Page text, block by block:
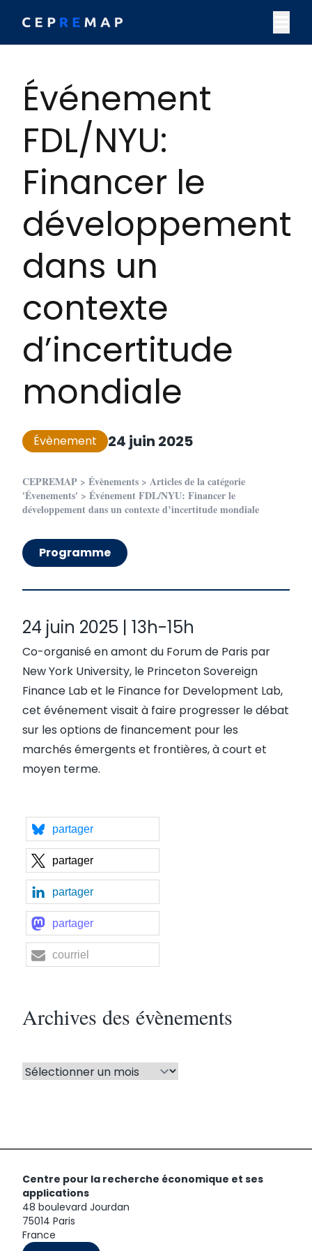
Événement
FDL/NYU:
Financer le
développement
dans un
contexte
d’incertitude
mondiale
Évènement 24 juin 2025
CEPREMAP > Évènements > Articles de la catégorie
'Évenements' > Événement FDL/NYU: Financer le
développement dans un contexte d’incertitude mondiale
Programme
24 juin 2025 | 13h-15h
Co-organisé en amont du Forum de Paris par
New York University, le Princeton Sovereign
Finance Lab et le Finance for Development Lab,
cet événement visait à faire progresser le débat
sur les options de financement pour les
marchés émergents et frontières, à court et
moyen terme.
partager
partager
partager
partager
courriel
Archives des évènements
Centre pour la recherche économique et ses
applications
48 boulevard Jourdan
75014 Paris
France